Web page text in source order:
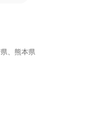
、熊本県